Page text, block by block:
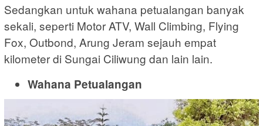
Sedangkan untuk wahana petualangan banyak
sekali, seperti Motor ATV, Wall Climbing, Flying
Fox, Outbond, Arung Jeram sejauh empat
kilometer di Sungai Ciliwung dan lain lain.
Wahana Petualangan